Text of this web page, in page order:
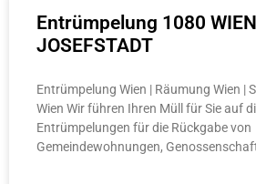
Entrümpelung 1080 WIEN
JOSEFSTADT
Entrümpelung Wien | Räumung Wien |
Wien Wir führen Ihren Müll für Sie auf
Entrümpelungen für die Rückgabe von
Gemeindewohnungen,